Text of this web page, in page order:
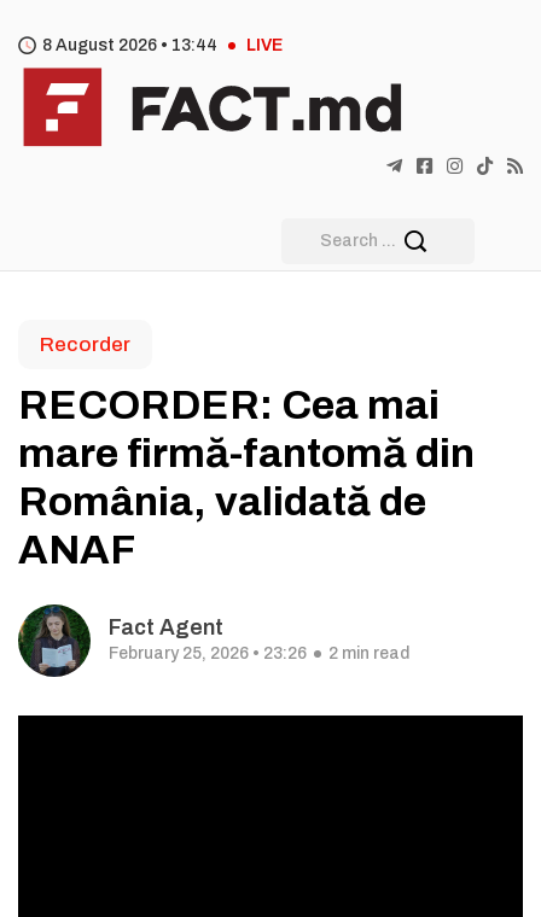
8 August 2026 • 13:44 LIVE
Recorder
RECORDER: Cea mai
mare firmă-fantomă din
România, validată de
ANAF
Fact Agent
February 25, 2026 • 23:26 2 min read